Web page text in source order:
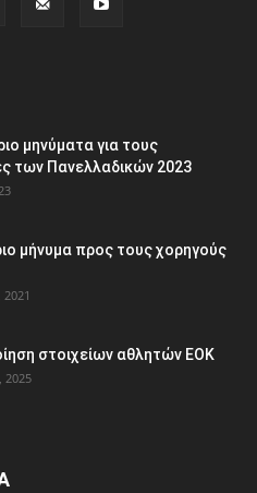
μηνύματα για τους
των Πανελλαδικών 2023
μήνυμα προς τους χορηγούς
στοιχείων αθλητών ΕΟΚ
2025